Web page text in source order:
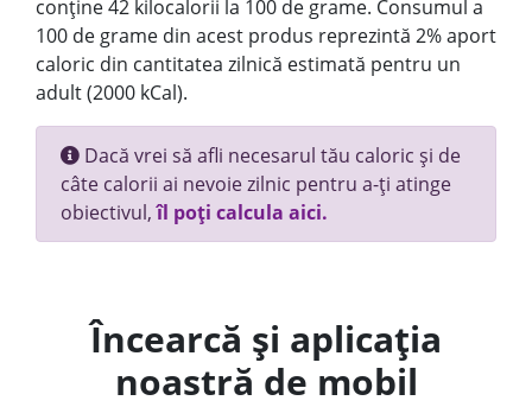
conține 42 kilocalorii la 100 de grame. Consumul a
100 de grame din acest produs reprezintă 2% aport
caloric din cantitatea zilnică estimată pentru un
adult (2000 kCal).
Dacă vrei să afli necesarul tău caloric și de
câte calorii ai nevoie zilnic pentru a-ți atinge
obiectivul,îl poți calcula aici.
Încearcă și aplicația
noastră de mobil